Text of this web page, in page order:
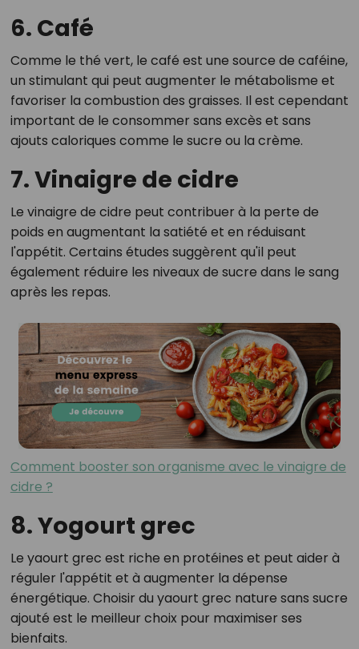
6. Café
Comme le thé vert, le café est une source de caféine,
un stimulant qui peut augmenter le métabolisme et
favoriser la combustion des graisses. Il est cependant
important de le consommer sans excès et sans
ajouts caloriques comme le sucre ou la crème.
7. Vinaigre de cidre
Le vinaigre de cidre peut contribuer à la perte de
poids en augmentant la satiété et en réduisant
l'appétit. Certains études suggèrent qu'il peut
également réduire les niveaux de sucre dans le sang
après les repas.
Comment booster son organisme avec le vinaigre de
cidre ?
8. Yogourt grec
Le yaourt grec est riche en protéines et peut aider à
réguler l'appétit et à augmenter la dépense
énergétique. Choisir du yaourt grec nature sans sucre
ajouté est le meilleur choix pour maximiser ses
bienfaits.